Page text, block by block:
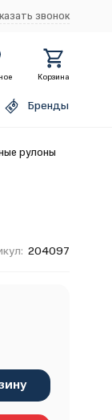
звонок
Корзина
Бренды
рулоны
204097